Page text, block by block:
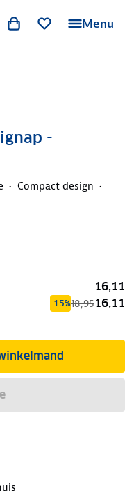
Menu
-
Compact design
16,11
-15%18,9516,11